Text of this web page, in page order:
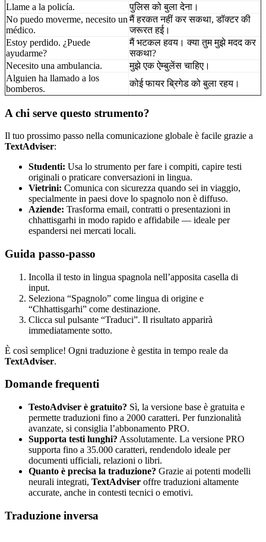
Llame a la policía.
पुलिस को बुला देना।
No puedo moverme, necesito un
médico.
मैं हरकत नहीं कर सकथा, डॉक्टर की
जरूरत हई।
Estoy perdido. ¿Puede
ayudarme?
मैं भटकल हवय। क्या तुम मुझे मदद कर
सकथा?
Necesito una ambulancia.
मुझे एक ऐम्बुलेंस चाहिए।
Alguien ha llamado a los
bomberos.
कोई फायर ब्रिगेड को बुला रहय।
A chi serve questo strumento?
Il tuo prossimo passo nella comunicazione globale è facile grazie a
TextAdviser:
Studenti: Usa lo strumento per fare i compiti, capire testi
originali o praticare conversazioni in lingua.
Vietrini: Comunica con sicurezza quando sei in viaggio,
specialmente in paesi dove lo spagnolo non è diffuso.
Aziende: Trasforma email, contratti o presentazioni in
chhattisgarhi in modo rapido e affidabile — ideale per
espandersi nei mercati locali.
Guida passo-passo
Incolla il testo in lingua spagnola nell’apposita casella di
input.
Seleziona “Spagnolo” come lingua di origine e
“Chhattisgarhi” come destinazione.
Clicca sul pulsante “Traduci”. Il risultato apparirà
immediatamente sotto.
È così semplice! Ogni traduzione è gestita in tempo reale da
TextAdviser.
Domande frequenti
TestoAdviser è gratuito? Sì, la versione base è gratuita e
permette traduzioni fino a 2000 caratteri. Per funzionalità
avanzate, si consiglia l’abbonamento PRO.
Supporta testi lunghi? Assolutamente. La versione PRO
supporta fino a 35.000 caratteri, rendendolo ideale per
documenti ufficiali, relazioni o libri.
Quanto è precisa la traduzione? Grazie ai potenti modelli
neurali integrati, TextAdviser offre traduzioni altamente
accurate, anche in contesti tecnici o emotivi.
Traduzione inversa